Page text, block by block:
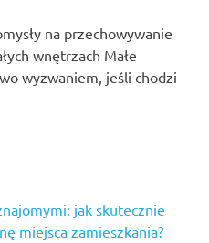
na przechowywanie
wnętrzach Małe
wyzwaniem, jeśli chodzi
jak skutecznie
miejsca zamieszkania?